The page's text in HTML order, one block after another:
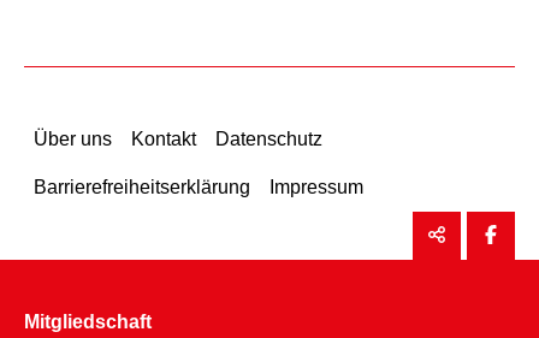
Über uns Kontakt Datenschutz
Barrierefreiheitserklärung Impressum
Mitgliedschaft